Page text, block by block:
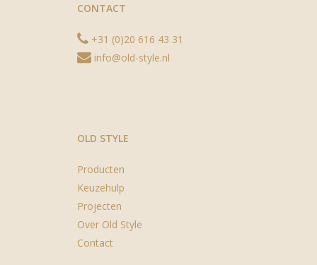
CONTACT
+31 (0)20 616 43 31
info@old-style.nl
OLD STYLE
Producten
Keuzehulp
Projecten
Over Old Style
Contact